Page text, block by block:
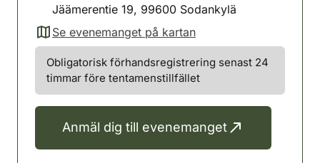
Jäämerentie 19, 99600 Sodankylä
Se evenemanget på kartan
(avautuu uuteen välilehteen)
Obligatorisk förhandsregistrering senast 24
timmar före tentamenstillfället
Anmäl dig till evenemanget